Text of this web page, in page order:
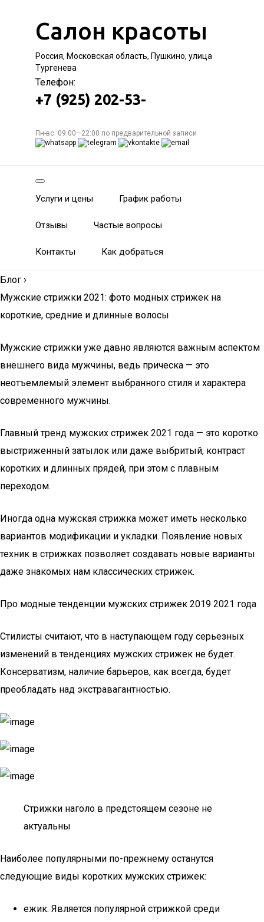
Салон красоты
Россия, Московская область, Пушкино, улица
Тургенева
Телефон:
+7 (925) 202-53-
Пн-вс: 09:00—22:00 по предварительной записи
Услуги и цены График работы
Отзывы Частые вопросы
Контакты Как добраться
Блог ›
Мужские стрижки 2021: фото модных стрижек на
короткие, средние и длинные волосы
Мужские стрижки уже давно являются важным аспектом
внешнего вида мужчины, ведь прическа — это
неотъемлемый элемент выбранного стиля и характера
современного мужчины.
Главный тренд мужских стрижек 2021 года — это коротко
выстриженный затылок или даже выбритый, контраст
коротких и длинных прядей, при этом с плавным
переходом.
Иногда одна мужская стрижка может иметь несколько
вариантов модификации и укладки. Появление новых
техник в стрижках позволяет создавать новые варианты
даже знакомых нам классических стрижек.
Про модные тенденции мужских стрижек 2019 2021 года
Стилисты считают, что в наступающем году серьезных
изменений в тенденциях мужских стрижек не будет.
Консерватизм, наличие барьеров, как всегда, будет
преобладать над экстравагантностью.
Стрижки наголо в предстоящем сезоне не
актуальны
Наиболее популярными по-прежнему останутся
следующие виды коротких мужских стрижек:
ежик. Является популярной стрижкой среди